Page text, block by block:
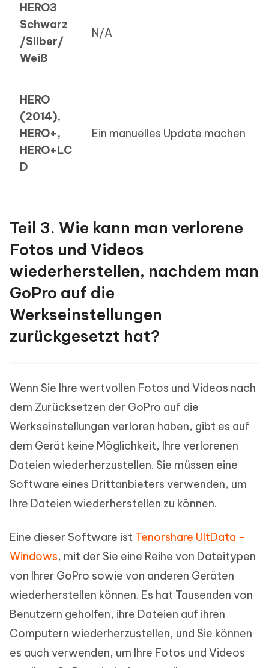
HERO3
Schwarz
/Silber/
Weiß
N/A
HERO
(2014),
HERO+,
HERO+LC
D
Ein manuelles Update machen
Teil 3. Wie kann man verlorene
Fotos und Videos
wiederherstellen, nachdem man
GoPro auf die
Werkseinstellungen
zurückgesetzt hat?
Wenn Sie Ihre wertvollen Fotos und Videos nach
dem Zurücksetzen der GoPro auf die
Werkseinstellungen verloren haben, gibt es auf
dem Gerät keine Möglichkeit, Ihre verlorenen
Dateien wiederherzustellen. Sie müssen eine
Software eines Drittanbieters verwenden, um
Ihre Dateien wiederherstellen zu können.
Eine dieser Software ist Tenorshare UltData -
Windows, mit der Sie eine Reihe von Dateitypen
von Ihrer GoPro sowie von anderen Geräten
wiederherstellen können. Es hat Tausenden von
Benutzern geholfen, ihre Dateien auf ihren
Computern wiederherzustellen, und Sie können
es auch verwenden, um Ihre Fotos und Videos